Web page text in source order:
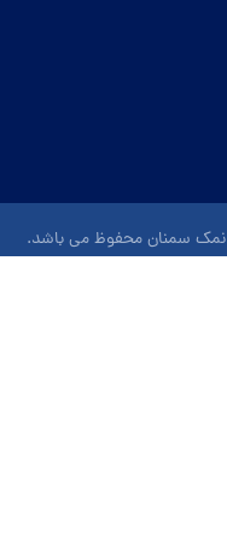
سمنان محفوظ می باشد.